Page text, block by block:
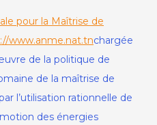
pour la Maîtrise de
www.anme.nat.tnchargée
de la politique de
de la maîtrise de
l’utilisation rationnelle de
des énergies